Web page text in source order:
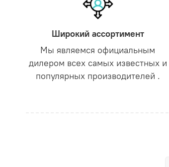
Широкий ассортимент
Мы являемся официальным
дилером всех самых известных и
популярных производителей .